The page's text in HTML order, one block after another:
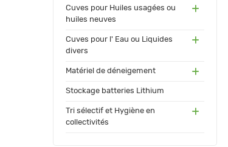
Cuves pour Huiles usagées ou
huiles neuves
(24)
Cuves pour l' Eau ou Liquides
divers
(72)
Matériel de déneigement
(34
Stockage batteries Lithium
Tri sélectif et Hygiène en
collectivités
(13